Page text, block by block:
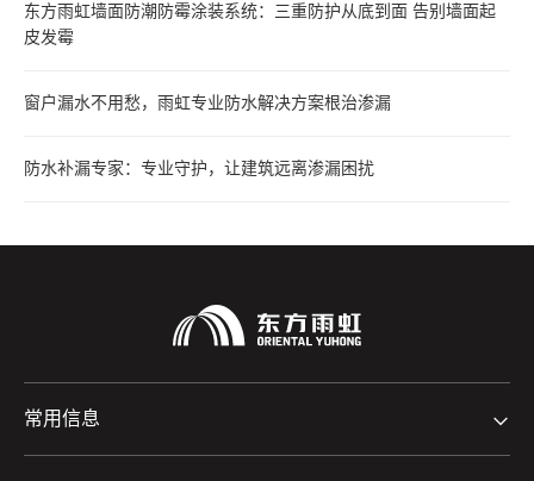
东方雨虹墙面防潮防霉涂装系统：三重防护从底到面 告别墙面起
皮发霉
窗户漏水不用愁，雨虹专业防水解决方案根治渗漏
防水补漏专家：专业守护，让建筑远离渗漏困扰
常用信息